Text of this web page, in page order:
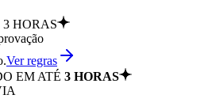
HORAS
Ver regras
EM ATÉ 3 HORAS